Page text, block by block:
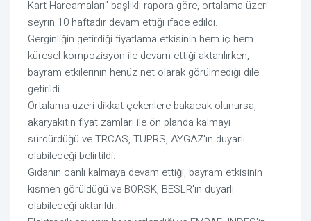
Kart Harcamaları" başlıklı rapora göre, ortalama üzeri
seyrin 10 haftadır devam ettiği ifade edildi.
Gerginliğin getirdiği fiyatlama etkisinin hem iç hem
küresel kompozisyon ile devam ettiği aktarılırken,
bayram etkilerinin henüz net olarak görülmediği dile
getirildi.
Ortalama üzeri dikkat çekenlere bakacak olunursa,
akaryakıtın fiyat zamları ile ön planda kalmayı
sürdürdüğü ve TRCAS, TUPRS, AYGAZ'ın duyarlı
olabileceği belirtildi.
Gıdanın canlı kalmaya devam ettiği, bayram etkisinin
kısmen görüldüğü ve BORSK, BESLR'in duyarlı
olabileceği aktarıldı.